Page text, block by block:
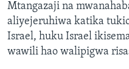
Mtangazaji na
aliyejeruhiwa katika
Israel, huku Israel
wawili hao walipigwa